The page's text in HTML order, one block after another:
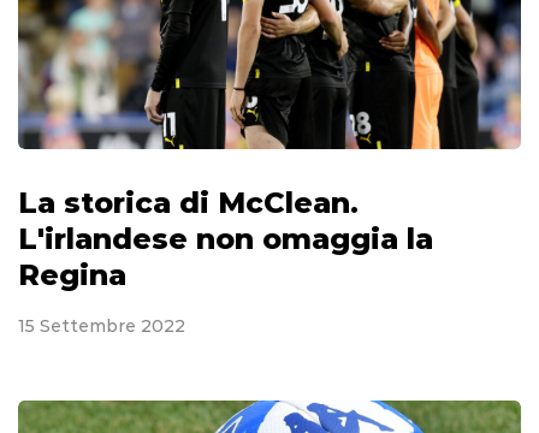
La storica di McClean.
L'irlandese non omaggia la
Regina
15 Settembre 2022